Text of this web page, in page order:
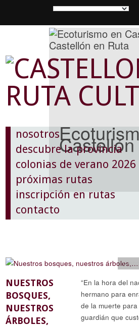
Castellón
nosotros
descubre la provincia
colonias de verano 2026
próximas rutas
inscripción en rutas
contacto
NUESTROS
BOSQUES,
NUESTROS
ÁRBOLES,
“En la hora del
hermano para
de la muerte
guardián que